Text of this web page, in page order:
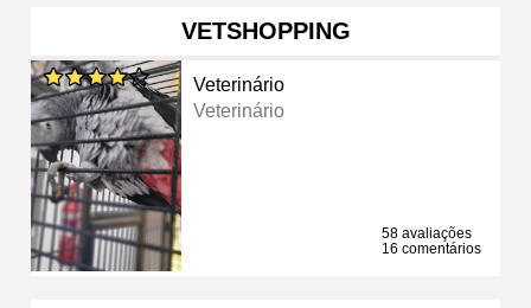
VETSHOPPING
Veterinário
Veterinário
58 avaliações
16 comentários